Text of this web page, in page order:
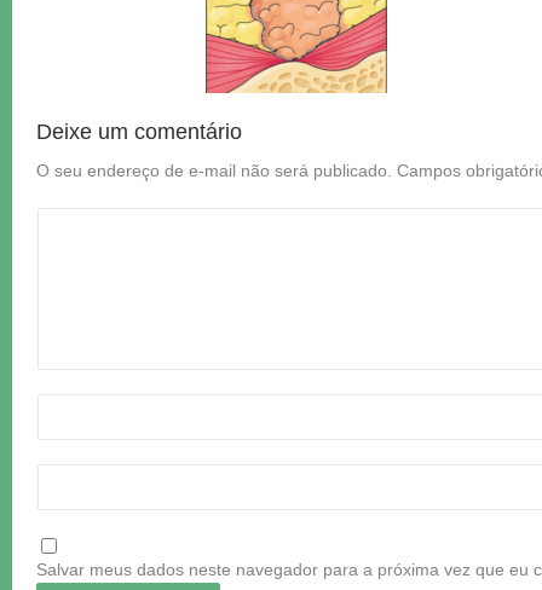
Deixe um comentário
O seu endereço de e-mail não será publicado. Campos
Salvar meus dados neste navegador para a próxima vez que eu